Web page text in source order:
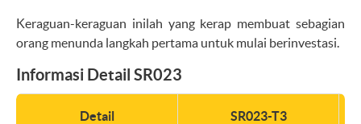
Keraguan-keraguan inilah yang kerap membuat sebagian
orang menunda langkah pertama untuk mulai berinvestasi.
Informasi Detail SR023
Detail SR023-T3